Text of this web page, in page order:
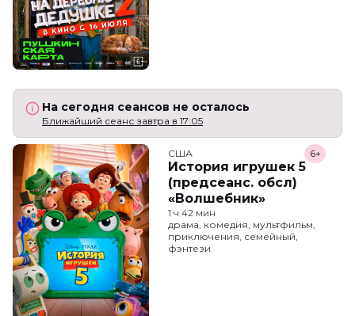
На сегодня сеансов не осталось
Ближайший сеанс завтра в 17:05
США
История игрушек 5
(предсеанс. обсл)
«Волшебник»
6+
1 ч 42 мин
драма, комедия, мультфильм,
приключения, семейный,
фэнтези